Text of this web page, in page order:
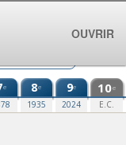
e 8e
1935
9e
2024
10e
E.C.
OUVRIR